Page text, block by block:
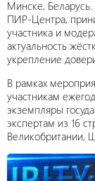
Минске, Беларусь.
ПИР-Центра,
участника и
актуальность
укрепление
В рамках
участникам
экземпляры
экспертам из 16
Великобритании,